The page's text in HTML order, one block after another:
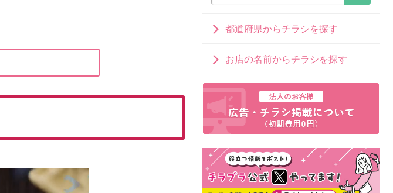
都道府県からチラシを探す
お店の名前からチラシを探す